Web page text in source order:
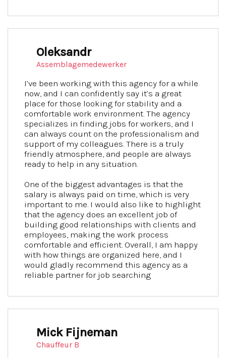
Oleksandr
Assemblagemedewerker
I’ve been working with this agency for a while
now, and I can confidently say it’s a great
place for those looking for stability and a
comfortable work environment. The agency
specializes in finding jobs for workers, and I
can always count on the professionalism and
support of my colleagues. There is a truly
friendly atmosphere, and people are always
ready to help in any situation.
One of the biggest advantages is that the
salary is always paid on time, which is very
important to me. I would also like to highlight
that the agency does an excellent job of
building good relationships with clients and
employees, making the work process
comfortable and efficient. Overall, I am happy
with how things are organized here, and I
would gladly recommend this agency as a
reliable partner for job searching
Mick Fijneman
Chauffeur B